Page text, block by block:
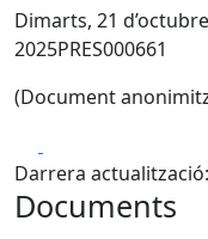
Dimarts, 21
2025PRES000661
(Document
Darrera
Documents